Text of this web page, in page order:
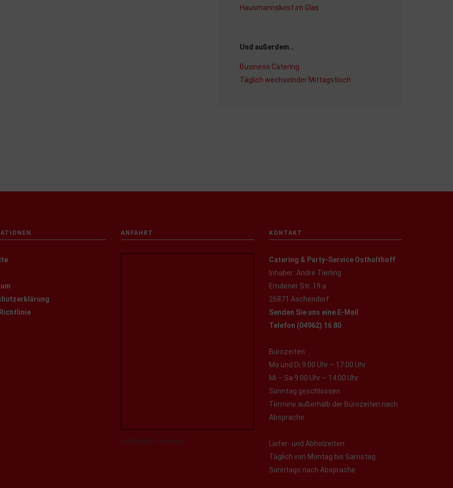
Hausmannskost im Glas
Und außerdem…
Business Catering
Täglich wechselnder Mittagstisch
ANFAHRT
Größere Karte anzeigen
KONTAKT
Catering & Party-Service Ostholthoff
Inhaber: André Tierling
Emdener Str. 19 a
26871 Aschendorf
Senden Sie uns eine E-Mail
Telefon (04962) 16 80
Bürozeiten:
Mo und Di 9:00 Uhr – 17:00 Uhr
Mi – Sa 9:00 Uhr – 14:00 Uhr
Sonntag geschlossen
Termine außerhalb der Bürozeiten nach
Absprache
Liefer- und Abholzeiten:
Täglich von Montag bis Samstag
Sonntags nach Absprache